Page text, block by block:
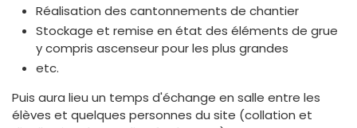
Réalisation des cantonnements de chantier
Stockage et remise en état des éléments de grue
y compris ascenseur pour les plus grandes
etc.
Puis aura lieu un temps d'échange en salle entre les
élèves et quelques personnes du site (collation et